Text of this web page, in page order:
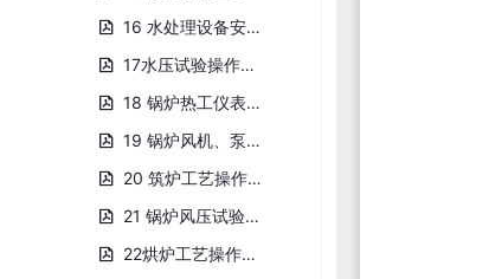
16 水处理设备安装工艺规程.pdf
17水压试验操作规程.pdf
18 锅炉热工仪表安装工艺规程.pdf
19 锅炉风机、泵、煤渣辅机安装工艺规程.pdf
20 筑炉工艺操作规程.pdf
21 锅炉风压试验工艺规程.pdf
22烘炉工艺操作规程.pdf